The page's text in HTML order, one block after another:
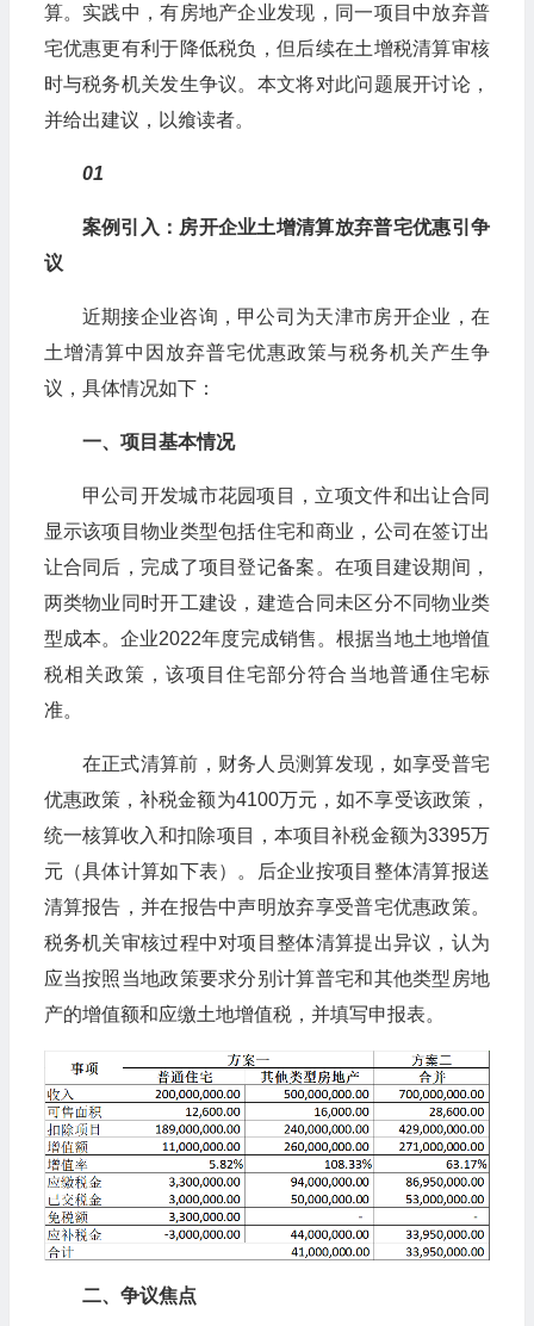
算。实践中，有房地产企业发现，同一项目中放弃普
宅优惠更有利于降低税负，但后续在土增税清算审核
时与税务机关发生争议。本文将对此问题展开讨论，
并给出建议，以飨读者。
01
案例引入：房开企业土增清算放弃普宅优惠引争
议
近期接企业咨询，甲公司为天津市房开企业，在
土增清算中因放弃普宅优惠政策与税务机关产生争
议，具体情况如下：
一、项目基本情况
甲公司开发城市花园项目，立项文件和出让合同
显示该项目物业类型包括住宅和商业，公司在签订出
让合同后，完成了项目登记备案。在项目建设期间，
两类物业同时开工建设，建造合同未区分不同物业类
型成本。企业2022年度完成销售。根据当地土地增值
税相关政策，该项目住宅部分符合当地普通住宅标
准。
在正式清算前，财务人员测算发现，如享受普宅
优惠政策，补税金额为4100万元，如不享受该政策，
统一核算收入和扣除项目，本项目补税金额为3395万
元（具体计算如下表）。后企业按项目整体清算报送
清算报告，并在报告中声明放弃享受普宅优惠政策。
税务机关审核过程中对项目整体清算提出异议，认为
应当按照当地政策要求分别计算普宅和其他类型房地
产的增值额和应缴土地增值税，并填写申报表。
二、争议焦点